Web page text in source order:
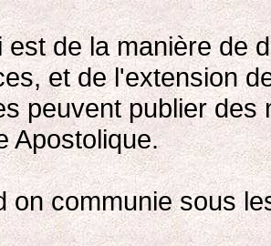
est de la manière de
et de l'extension
peuvent publier
Apostolique.
on communie sous